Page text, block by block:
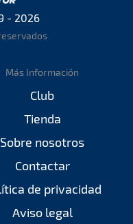
- 2026
Más Información
Club
Tienda
Sobre nosotros
Contactar
de privacidad
Aviso legal